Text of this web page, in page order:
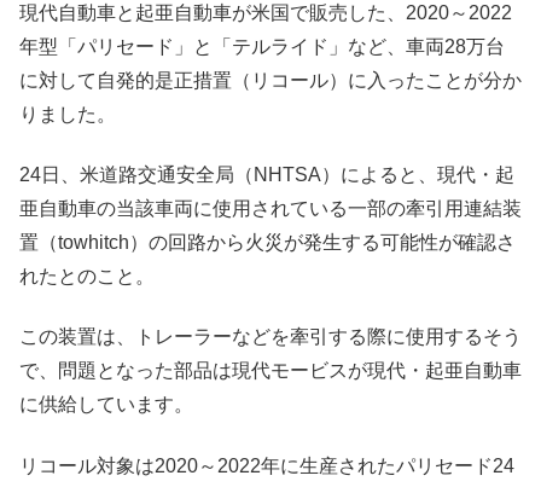
現代自動車と起亜自動車が米国で販売した、2020～2022
年型「パリセード」と「テルライド」など、車両28万台
に対して自発的是正措置（リコール）に入ったことが分か
りました。
24日、米道路交通安全局（NHTSA）によると、現代・起
亜自動車の当該車両に使用されている一部の牽引用連結装
置（towhitch）の回路から火災が発生する可能性が確認さ
れたとのこと。
この装置は、トレーラーなどを牽引する際に使用するそう
で、問題となった部品は現代モービスが現代・起亜自動車
に供給しています。
リコール対象は2020～2022年に生産されたパリセード24